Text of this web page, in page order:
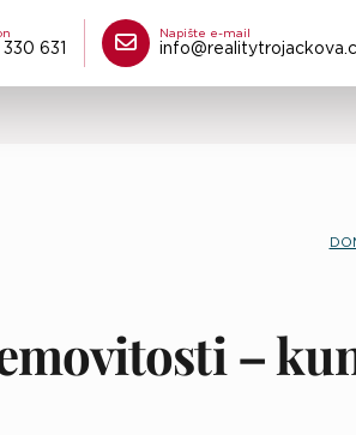
631
Napište e-mail
–